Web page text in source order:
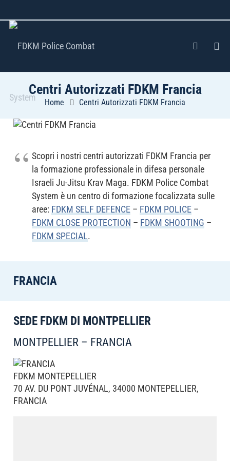
Centri Autorizzati FDKM Francia
Home Centri Autorizzati FDKM Francia
Scopri i nostri centri autorizzati FDKM Francia per
la formazione professionale in difesa personale
Israeli Ju-Jitsu Krav Maga. FDKM Police Combat
System è un centro di formazione focalizzata sulle
aree: FDKM SELF DEFENCE– FDKM POLICE–
FDKM CLOSE PROTECTION – FDKM SHOOTING –
FDKM SPECIAL.
FRANCIA
SEDE FDKM DI MONTPELLIER
MONTPELLIER – FRANCIA
FDKM MONTEPELLIER
70 AV. DU PONT JUVÉNAL, 34000 MONTEPELLIER,
FRANCIA